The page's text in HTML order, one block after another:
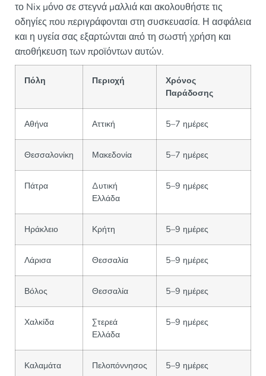
το Nix μόνο σε στεγνά μαλλιά και ακολουθήστε τις
οδηγίες που περιγράφονται στη συσκευασία. Η ασφάλεια
και η υγεία σας εξαρτώνται από τη σωστή χρήση και
αποθήκευση των προϊόντων αυτών.
Πόλη Περιοχή
Χρόνος
Παράδοσης
Αθήνα Αττική 5–7 ημέρες
Θεσσαλονίκη Μακεδονία 5–7 ημέρες
Πάτρα
Δυτική
Ελλάδα
5–9 ημέρες
Ηράκλειο Κρήτη 5–9 ημέρες
Λάρισα Θεσσαλία 5–9 ημέρες
Βόλος Θεσσαλία 5–9 ημέρες
Χαλκίδα
Στερεά
Ελλάδα
5–9 ημέρες
Καλαμάτα Πελοπόννησος 5–9 ημέρες